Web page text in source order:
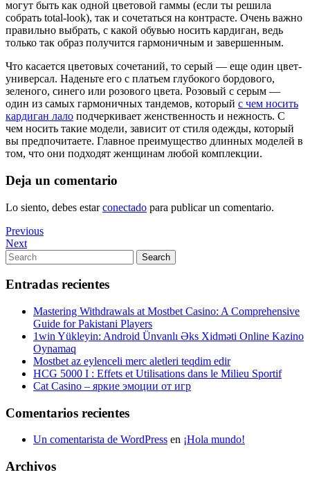
могут быть как одной цветовой гаммы (если ты решила
собрать total-look), так и сочетаться на контрасте. Очень важно
правильно выбрать, с какой обувью носить кардиган, ведь
только так образ получится гармоничным и завершенным.
Что касается цветовых сочетаний, то серый — еще один цвет-
универсал. Наденьте его с платьем глубокого бордового,
зеленого, синего или розового цвета. Розовый с серым —
один из самых гармоничных тандемов, который с чем носить
кардиган лало подчеркивает женственность и нежность. С
чем носить такие модели, зависит от стиля одежды, который
вы предпочитаете. Главное преимущество длинных моделей в
том, что они подходят женщинам любой комплекции.
Deja un comentario
Lo siento, debes estarconectado para publicar un comentario.
Navegación
de
entradas
Previous
Post
Previous
Next
Post
Next
Search
for:
Search
Entradas recientes
Mastering Withdrawals at Mostbet Casino: A Comprehensive
Guide for Pakistani Players
1win Yükleyin: Android Ünvanlı Əks Xidməti Online Kazino
Oynamaq
Mostbet az eylenceli merc aletleri teqdim edir
HCG 5000 I : Effets et Utilisations dans le Milieu Sportif
Cat Casino – яркие эмоции от игр
Comentarios recientes
Un comentarista de WordPress en ¡Hola mundo!
Archivos